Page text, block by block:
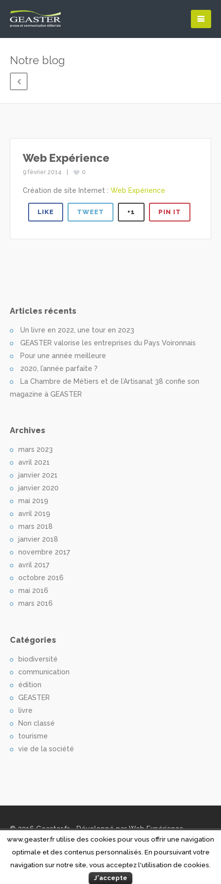
Notre blog
Web Expérience
9 février 2014 0
Création de site Internet : Web Expérience
LIKE TWEET +1 PIN IT
Articles récents
Un livre en 2022, une tour en 2023
GEASTER valorise les entreprises du Pays Voironnais
Pour une année meilleure
2020, l’année parfaite ?
La Chambre de Métiers et de l’Artisanat 38 confie son
magazine à GEASTER
Archives
mars 2023
avril 2021
janvier 2021
janvier 2020
mai 2019
avril 2019
mars 2018
janvier 2018
novembre 2017
avril 2017
octobre 2016
mai 2016
mars 2016
Catégories
biodiversité
communication
édition
GEASTER
livre
Non classé
tourisme
vie de la société
© 2016 Geaster.fr - Développé parWeb Expérience
Accueil Institutions Entreprises
Réalisations
Photographie
Contact Mentions légales
www.geaster.fr utilise des cookies pour vous offrir une navigation
optimale et des contenus personnalisés. En poursuivant votre
navigation sur notre site, vous acceptez l'utilisation de cookies.
J'accepte